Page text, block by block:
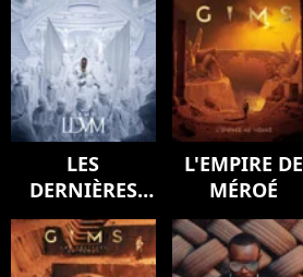
LES
DERNIÈRES
VOLONTÉS DE
MOZART
(SYMPHONY)
L'EMPIRE DE
MÉROÉ